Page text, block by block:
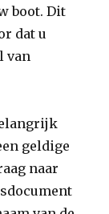
boot. Dit
dat u
van
geldige
naar